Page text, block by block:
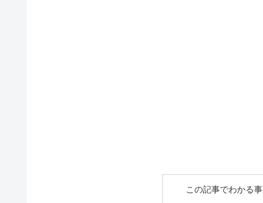
この記事でわかる事